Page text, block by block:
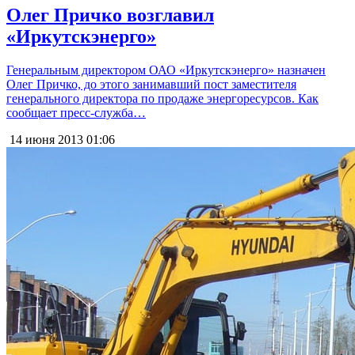
Олег Причко возглавил
«Иркутскэнерго»
Генеральным директором ОАО «Иркутскэнерго» назначен
Олег Причко, до этого занимавший пост заместителя
генерального директора по продаже энергоресурсов. Как
сообщает пресс-служба…
14 июня 2013 01:06